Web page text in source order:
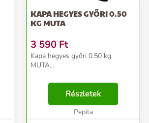
KAPA HEGYES GYŐRI 0.50
KG MUTA
3 590 Ft
Kapa hegyes győri 0.50 kg
MUTA...
Részletek
Pepita